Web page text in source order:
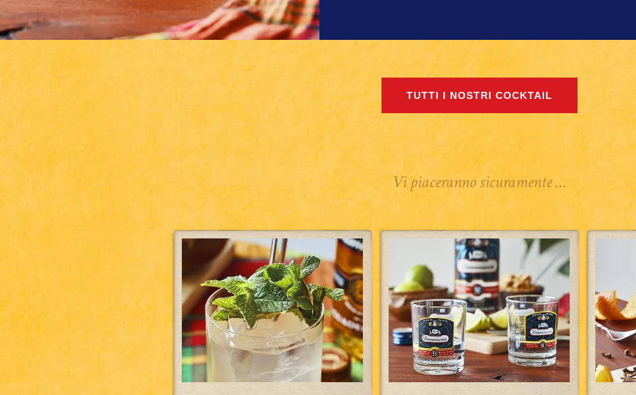
TUTTI I NOSTRI COCKTAIL
Vi piaceranno sicuramente …
Gwada
Mule
Ti
punch